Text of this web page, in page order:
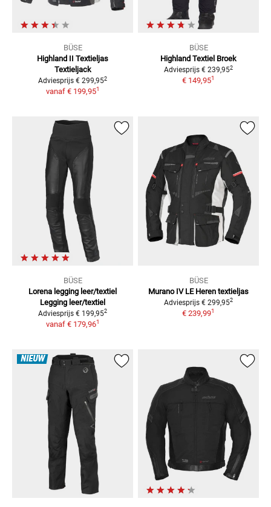
BÜSE
Highland II Textieljas
Textieljack
Adviesprijs € 299,952
vanaf € 199,951
BÜSE
Highland Textiel Broek
Adviesprijs € 239,952
€ 149,951
BÜSE
Lorena legging leer/textiel
Legging leer/textiel
Adviesprijs € 199,952
vanaf € 179,961
BÜSE
Murano IV LE Heren textieljas
Adviesprijs € 299,952
€ 239,991
NIEUW